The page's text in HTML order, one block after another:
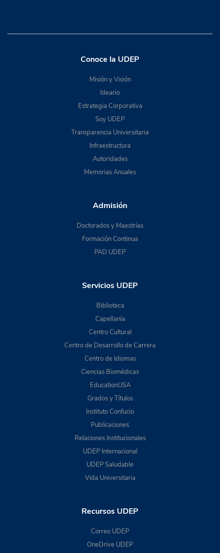
Conoce la UDEP
Misión y Visión
Ideario
Estrategia Corporativa
Soy UDEP
Transparencia Universitaria
Infraestructura
Autoridades
Memorias Anuales
Admisión
Doctorados y Maestrías
Formación Continua
PAD UDEP
Servicios UDEP
Biblioteca
Capellanía
Centro Cultural
Centro de Desarrollo de Carrera
Centro de Idiomas
Ciencias Biomédicas
EducationUSA
Grados y Títulos
Instituto Confucio
Publicaciones
Relaciones Institucionales
UDEP Internacional
UDEP Saludable
Vida Universitaria
Recursos UDEP
Correo UDEP
OneDrive UDEP